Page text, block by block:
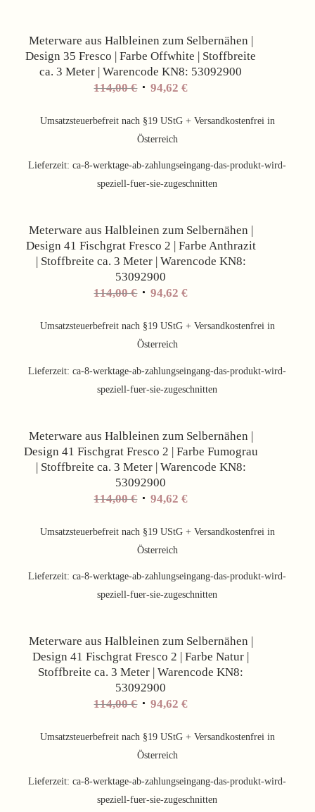
Meterware aus Halbleinen zum Selbernähen |
Design 35 Fresco | Farbe Offwhite | Stoffbreite
ca. 3 Meter | Warencode KN8: 53092900
114,00€ Ursprünglicher
war:
114,00 €
94,62€Aktueller
ist:
Umsatzsteuerbefreit nach §19 UStG + Versandkostenfrei in
Österreich
Lieferzeit:ca-8-werktage-ab-zahlungseingang-das-produkt-wird-
speziell-fuer-sie-zugeschnitten
Meterware aus Halbleinen zum Selbernähen |
Design 41 Fischgrat Fresco 2 | Farbe Anthrazit
| Stoffbreite ca. 3 Meter | Warencode KN8:
53092900
114,00€ Ursprünglicher
war:
114,00 €
94,62€Aktueller
ist:
Umsatzsteuerbefreit nach §19 UStG + Versandkostenfrei in
Österreich
Lieferzeit:ca-8-werktage-ab-zahlungseingang-das-produkt-wird-
speziell-fuer-sie-zugeschnitten
Meterware aus Halbleinen zum Selbernähen |
Design 41 Fischgrat Fresco 2 | Farbe Fumograu
| Stoffbreite ca. 3 Meter | Warencode KN8:
53092900
114,00€ Ursprünglicher
war:
114,00 €
94,62€Aktueller
ist:
Umsatzsteuerbefreit nach §19 UStG + Versandkostenfrei in
Österreich
Lieferzeit:ca-8-werktage-ab-zahlungseingang-das-produkt-wird-
speziell-fuer-sie-zugeschnitten
Meterware aus Halbleinen zum Selbernähen |
Design 41 Fischgrat Fresco 2 | Farbe Natur |
Stoffbreite ca. 3 Meter | Warencode KN8:
53092900
114,00€ Ursprünglicher
war:
114,00 €
94,62€Aktueller
ist:
Umsatzsteuerbefreit nach §19 UStG + Versandkostenfrei in
Österreich
Lieferzeit:ca-8-werktage-ab-zahlungseingang-das-produkt-wird-
speziell-fuer-sie-zugeschnitten